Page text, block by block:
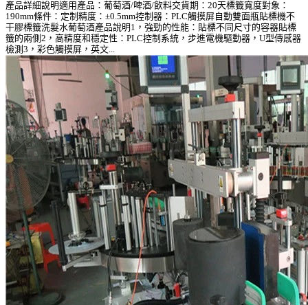
產品詳細說明適用產品：葡萄酒/啤酒/飲料交貨期：20天標籤寬度對象：
190mm條件：定制精度：±0.5mm控制器：PLC觸摸屏自動雙面瓶貼標機不
干膠標籤洗髮水葡萄酒產品說明1，強勁的性能：貼標不同尺寸的容器貼標
籤的兩側2，高精度和穩定性：PLC控制系統，步進電機驅動器，U型傳感器
檢測3，彩色觸摸屏，英文...